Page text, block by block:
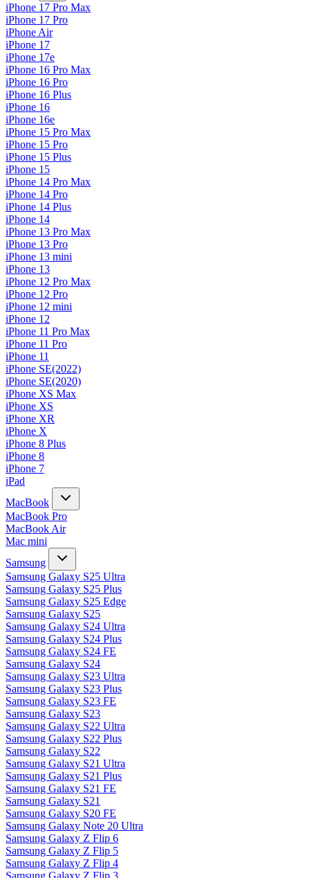
iPhone 17 Pro Max
iPhone 17 Pro
iPhone Air
iPhone 17
iPhone 17e
iPhone 16 Pro Max
iPhone 16 Pro
iPhone 16 Plus
iPhone 16
iPhone 16e
iPhone 15 Pro Max
iPhone 15 Pro
iPhone 15 Plus
iPhone 15
iPhone 14 Pro Max
iPhone 14 Pro
iPhone 14 Plus
iPhone 14
iPhone 13 Pro Max
iPhone 13 Pro
iPhone 13 mini
iPhone 13
iPhone 12 Pro Max
iPhone 12 Pro
iPhone 12 mini
iPhone 12
iPhone 11 Pro Max
iPhone 11 Pro
iPhone 11
iPhone SE(2022)
iPhone SE(2020)
iPhone XS Max
iPhone XS
iPhone XR
iPhone X
iPhone 8 Plus
iPhone 8
iPhone 7
iPad
MacBook
MacBook Pro
MacBook Air
Mac mini
Samsung
Samsung Galaxy S25 Ultra
Samsung Galaxy S25 Plus
Samsung Galaxy S25 Edge
Samsung Galaxy S25
Samsung Galaxy S24 Ultra
Samsung Galaxy S24 Plus
Samsung Galaxy S24 FE
Samsung Galaxy S24
Samsung Galaxy S23 Ultra
Samsung Galaxy S23 Plus
Samsung Galaxy S23 FE
Samsung Galaxy S23
Samsung Galaxy S22 Ultra
Samsung Galaxy S22 Plus
Samsung Galaxy S22
Samsung Galaxy S21 Ultra
Samsung Galaxy S21 Plus
Samsung Galaxy S21 FE
Samsung Galaxy S21
Samsung Galaxy S20 FE
Samsung Galaxy Note 20 Ultra
Samsung Galaxy Z Flip 6
Samsung Galaxy Z Flip 5
Samsung Galaxy Z Flip 4
Samsung Galaxy Z Flip 3